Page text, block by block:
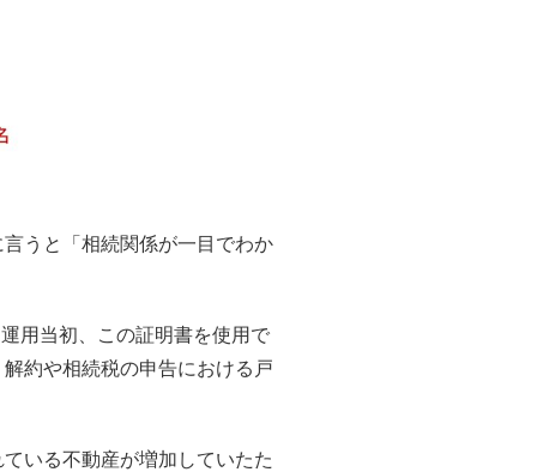
うと「相続関係が一目でわか
用当初、この証明書を使用で
約や相続税の申告における戸
いる不動産が増加していたた